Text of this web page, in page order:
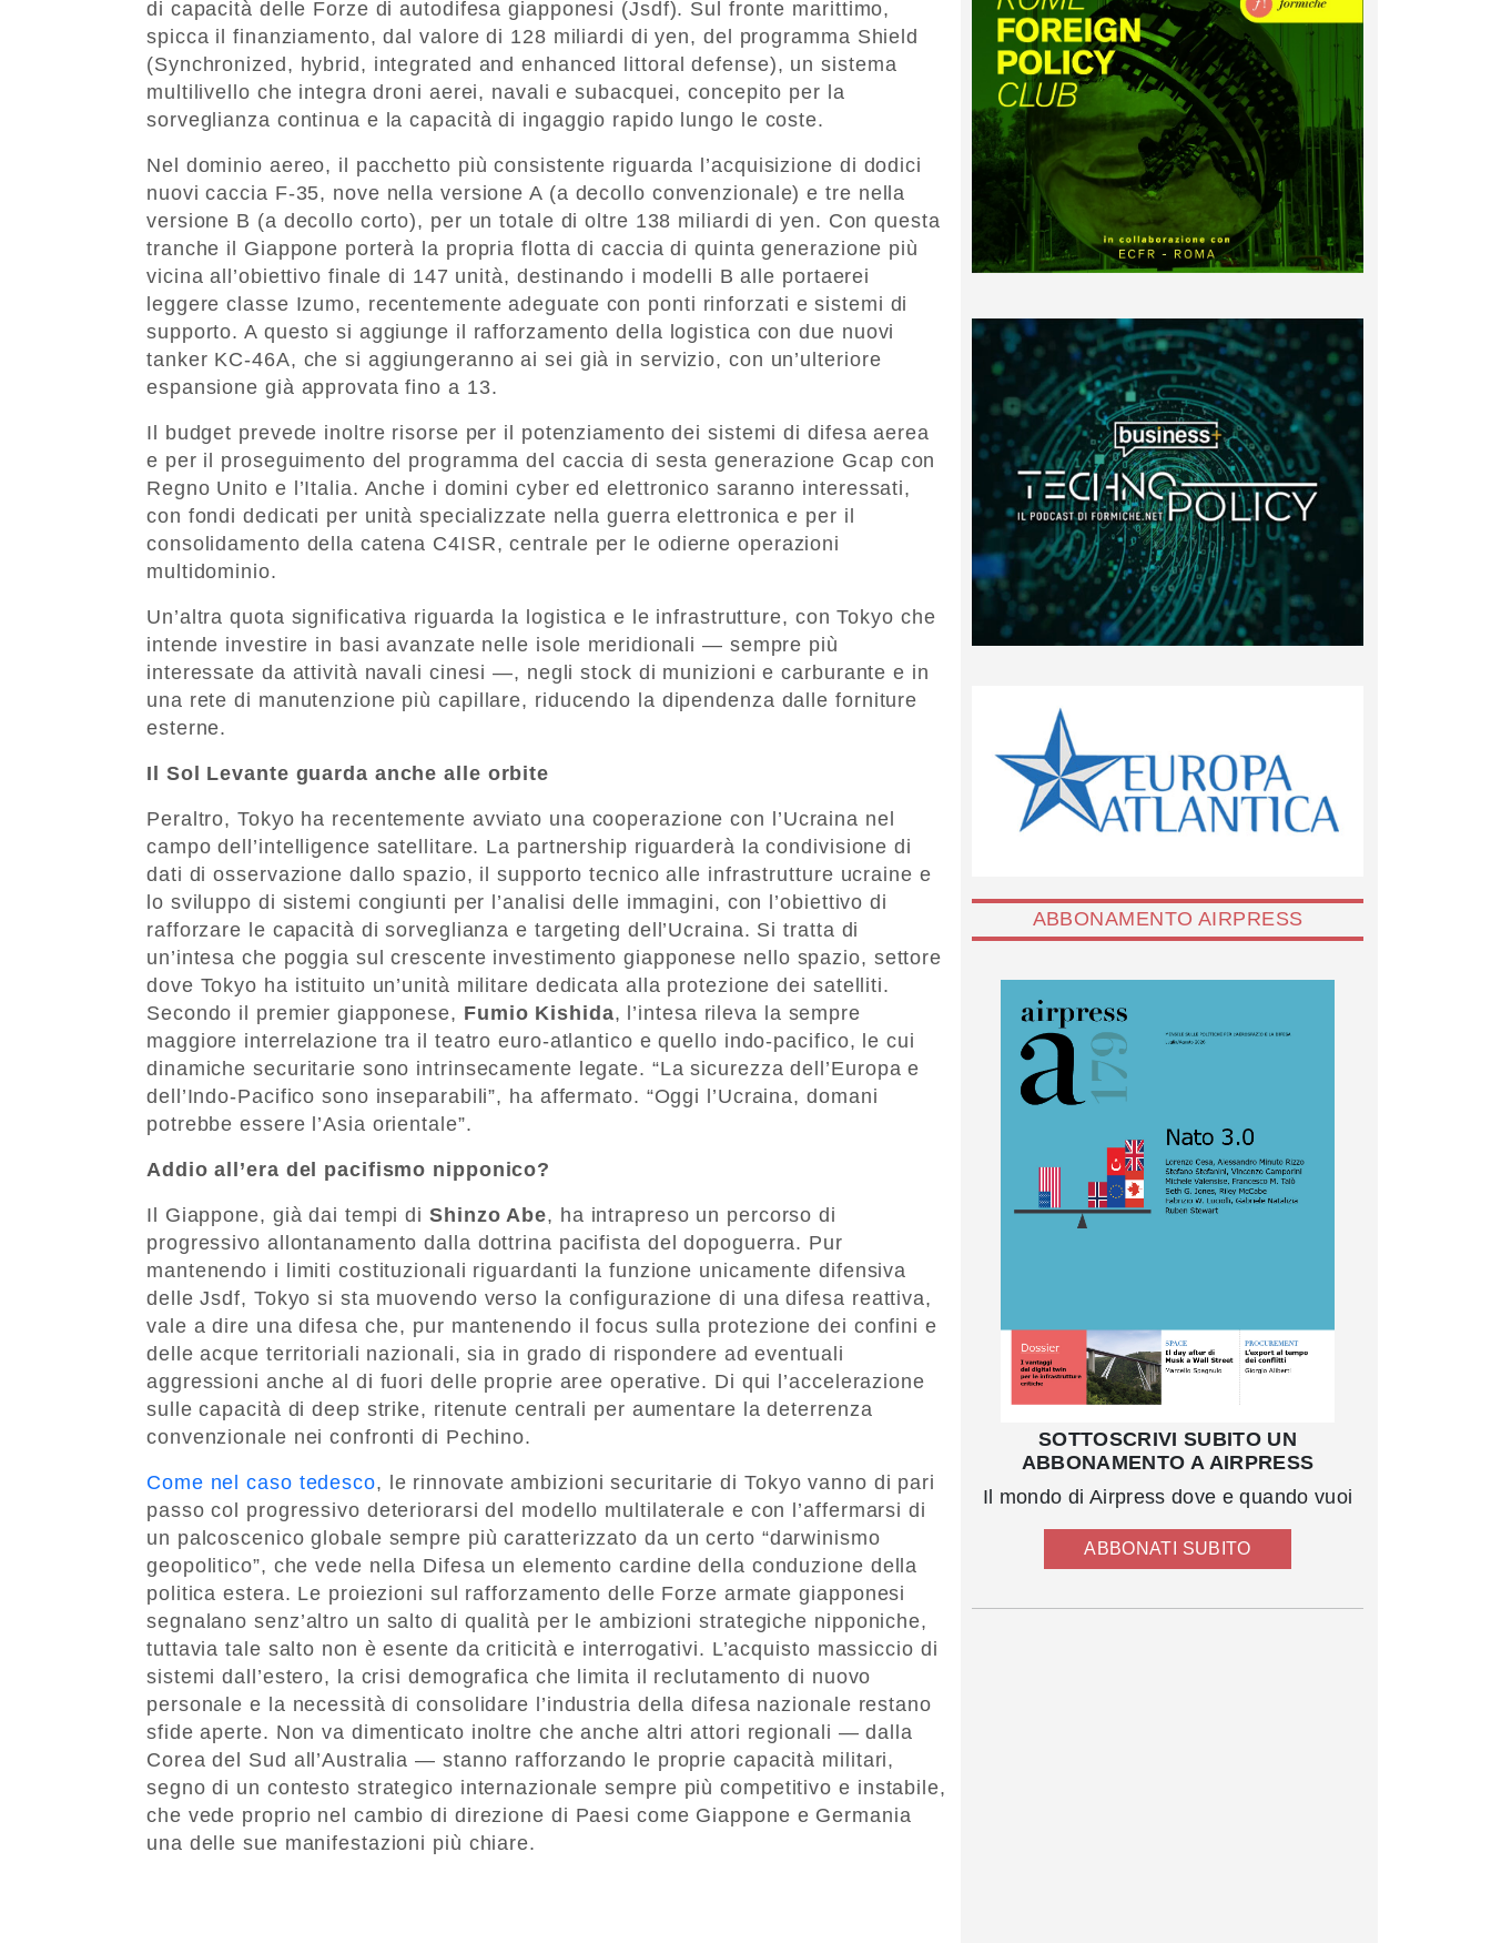
di capacità delle Forze di autodifesa giapponesi (Jsdf). Sul fronte marittimo,
spicca il finanziamento, dal valore di 128 miliardi di yen, del programma Shield
(Synchronized, hybrid, integrated and enhanced littoral defense), un sistema
multilivello che integra droni aerei, navali e subacquei, concepito per la
sorveglianza continua e la capacità di ingaggio rapido lungo le coste.
Nel dominio aereo, il pacchetto più consistente riguarda l’acquisizione di dodici
nuovi caccia F-35, nove nella versione A (a decollo convenzionale) e tre nella
versione B (a decollo corto), per un totale di oltre 138 miliardi di yen. Con questa
tranche il Giappone porterà la propria flotta di caccia di quinta generazione più
vicina all’obiettivo finale di 147 unità, destinando i modelli B alle portaerei
leggere classe Izumo, recentemente adeguate con ponti rinforzati e sistemi di
supporto. A questo si aggiunge il rafforzamento della logistica con due nuovi
tanker KC-46A, che si aggiungeranno ai sei già in servizio, con un’ulteriore
espansione già approvata fino a 13.
Il budget prevede inoltre risorse per il potenziamento dei sistemi di difesa aerea
e per il proseguimento del programma del caccia di sesta generazione Gcap con
Regno Unito e l’Italia. Anche i domini cyber ed elettronico saranno interessati,
con fondi dedicati per unità specializzate nella guerra elettronica e per il
consolidamento della catena C4ISR, centrale per le odierne operazioni
multidominio.
Un’altra quota significativa riguarda la logistica e le infrastrutture, con Tokyo che
intende investire in basi avanzate nelle isole meridionali — sempre più
interessate da attività navali cinesi —, negli stock di munizioni e carburante e in
una rete di manutenzione più capillare, riducendo la dipendenza dalle forniture
esterne.
Il Sol Levante guarda anche alle orbite
Peraltro, Tokyo ha recentemente avviato una cooperazione con l’Ucraina nel
campo dell’intelligence satellitare. La partnership riguarderà la condivisione di
dati di osservazione dallo spazio, il supporto tecnico alle infrastrutture ucraine e
lo sviluppo di sistemi congiunti per l’analisi delle immagini, con l’obiettivo di
rafforzare le capacità di sorveglianza e targeting dell’Ucraina. Si tratta di
un’intesa che poggia sul crescente investimento giapponese nello spazio, settore
dove Tokyo ha istituito un’unità militare dedicata alla protezione dei satelliti.
Secondo il premier giapponese, Fumio Kishida, l’intesa rileva la sempre
maggiore interrelazione tra il teatro euro-atlantico e quello indo-pacifico, le cui
dinamiche securitarie sono intrinsecamente legate. “La sicurezza dell’Europa e
dell’Indo-Pacifico sono inseparabili”, ha affermato. “Oggi l’Ucraina, domani
potrebbe essere l’Asia orientale”.
Addio all’era del pacifismo nipponico?
Il Giappone, già dai tempi di Shinzo Abe, ha intrapreso un percorso di
progressivo allontanamento dalla dottrina pacifista del dopoguerra. Pur
mantenendo i limiti costituzionali riguardanti la funzione unicamente difensiva
delle Jsdf, Tokyo si sta muovendo verso la configurazione di una difesa reattiva,
vale a dire una difesa che, pur mantenendo il focus sulla protezione dei confini e
delle acque territoriali nazionali, sia in grado di rispondere ad eventuali
aggressioni anche al di fuori delle proprie aree operative. Di qui l’accelerazione
sulle capacità di deep strike, ritenute centrali per aumentare la deterrenza
convenzionale nei confronti di Pechino.
Come nel caso tedesco, le rinnovate ambizioni securitarie di Tokyo vanno di pari
passo col progressivo deteriorarsi del modello multilaterale e con l’affermarsi di
un palcoscenico globale sempre più caratterizzato da un certo “darwinismo
geopolitico”, che vede nella Difesa un elemento cardine della conduzione della
politica estera. Le proiezioni sul rafforzamento delle Forze armate giapponesi
segnalano senz’altro un salto di qualità per le ambizioni strategiche nipponiche,
tuttavia tale salto non è esente da criticità e interrogativi. L’acquisto massiccio di
sistemi dall’estero, la crisi demografica che limita il reclutamento di nuovo
personale e la necessità di consolidare l’industria della difesa nazionale restano
sfide aperte. Non va dimenticato inoltre che anche altri attori regionali — dalla
Corea del Sud all’Australia — stanno rafforzando le proprie capacità militari,
segno di un contesto strategico internazionale sempre più competitivo e instabile,
che vede proprio nel cambio di direzione di Paesi come Giappone e Germania
una delle sue manifestazioni più chiare.
ABBONAMENTO AIRPRESS
SOTTOSCRIVI SUBITO UN
ABBONAMENTO A AIRPRESS
Il mondo di Airpress dove e quando vuoi
ABBONATI SUBITO